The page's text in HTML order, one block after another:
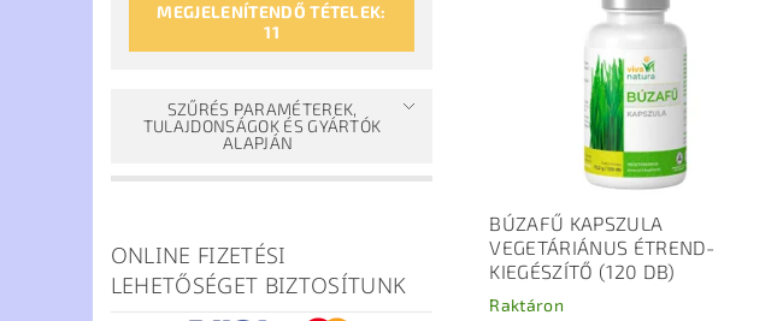
MEGJELENÍTENDŐ TÉTELEK:
11
SZŰRÉS PARAMÉTEREK,
TULAJDONSÁGOK ÉS GYÁRTÓK
ALAPJÁN
ONLINE FIZETÉSI
LEHETŐSÉGET BIZTOSÍTUNK
BÚZAFŰ KAPSZULA
VEGETÁRIÁNUS ÉTREND-
KIEGÉSZÍTŐ (120 DB)
Raktáron